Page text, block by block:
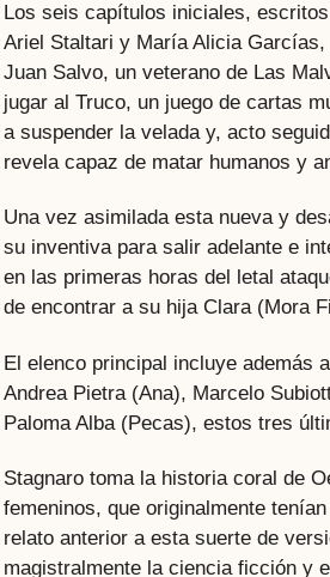
Los seis capítulos iniciales,
Ariel Staltari y María Alicia
Juan Salvo, un veterano de Las
jugar al Truco, un juego de cartas
a suspender la velada y, acto
revela capaz de matar humanos y
Una vez asimilada esta nueva y
su inventiva para salir adelante e
en las primeras horas del letal
de encontrar a su hija Clara (Mora
El elenco principal incluye además
Andrea Pietra (Ana), Marcelo
Paloma Alba (Pecas), estos tres
Stagnaro toma la historia coral de
femeninos, que originalmente
relato anterior a esta suerte de
magistralmente la ciencia ficción y